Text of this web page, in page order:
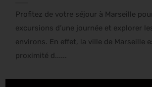
Profitez de votre séjour à Marseille
excursions d’une journée et explorer
environs. En effet, la ville de Marseille
proximité d......